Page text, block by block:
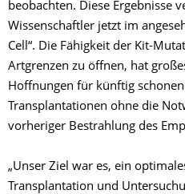
beobachten. Diese Ergebnisse
Wissenschaftler jetzt im
Cell“. Die Fähigkeit der Kit-
Artgrenzen zu öffnen, hat
Hoffnungen für künftig
Transplantationen ohne die
vorheriger Bestrahlung des
„Unser Ziel war es, ein
Transplantation und